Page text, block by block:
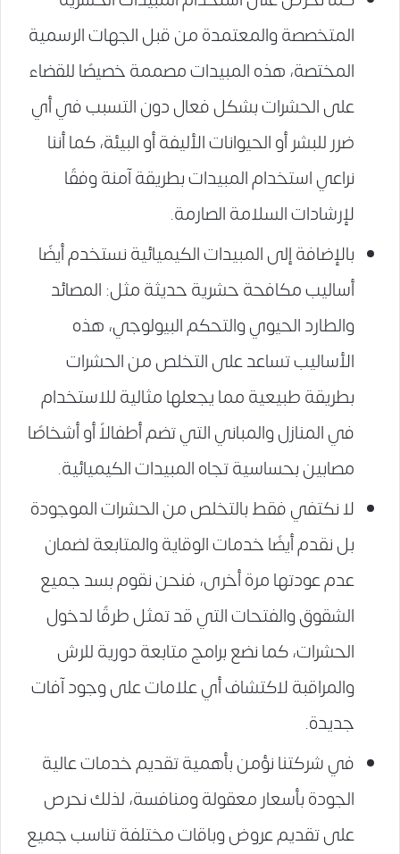
المتخصصة والمعتمدة من قبل الجهات الرسمية
المختصة، هذه المبيدات مصممة خصيصًا للقضاء
على الحشرات بشكل فعال دون التسبب في أي
ضرر للبشر أو الحيوانات الأليفة أو البيئة، كما أننا
نراعي استخدام المبيدات بطريقة آمنة وفقًا
لإرشادات السلامة الصارمة.
بالإضافة إلى المبيدات الكيميائية نستخدم أيضًا
أساليب مكافحة حشرية حديثة مثل: المصائد
والطارد الحيوي والتحكم البيولوجي، هذه
الأساليب تساعد على التخلص من الحشرات
بطريقة طبيعية مما يجعلها مثالية للاستخدام
في المنازل والمباني التي تضم أطفالاً أو أشخاصًا
مصابين بحساسية تجاه المبيدات الكيميائية.
لا نكتفي فقط بالتخلص من الحشرات الموجودة
بل نقدم أيضًا خدمات الوقاية والمتابعة لضمان
عدم عودتها مرة أخرى، فنحن نقوم بسد جميع
الشقوق والفتحات التي قد تمثل طرقًا لدخول
الحشرات، كما نضع برامج متابعة دورية للرش
والمراقبة لاكتشاف أي علامات على وجود آفات
جديدة.
في شركتنا نؤمن بأهمية تقديم خدمات عالية
الجودة بأسعار معقولة ومنافسة، لذلك نحرص
على تقديم عروض وباقات مختلفة تناسب جميع